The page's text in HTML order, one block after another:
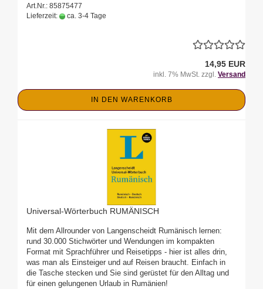
Art.Nr.: 85875477
Lieferzeit:
ca. 3-4 Tage
14,95 EUR
inkl. 7% MwSt. zzgl. Versand
IN DEN WARENKORB
Universal-Wörterbuch RUMÄNISCH
Mit dem Allrounder von Langenscheidt Rumänisch lernen:
rund 30.000 Stichwörter und Wendungen im kompakten
Format mit Sprachführer und Reisetipps - hier ist alles drin,
was man als Einsteiger und auf Reisen braucht. Einfach in
die Tasche stecken und Sie sind gerüstet für den Alltag und
für einen gelungenen Urlaub in Rumänien!